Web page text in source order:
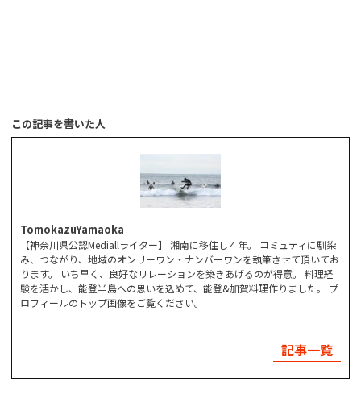
この記事を書いた人
TomokazuYamaoka
【神奈川県公認Mediallライター】 湘南に移住し４年。 コミュティに馴染
み、つながり、地域のオンリーワン・ナンバーワンを執筆させて頂いてお
ります。 いち早く、良好なリレーションを築きあげるのが得意。 料理経
験を活かし、能登半島への思いを込めて、能登&加賀料理作りました。 プ
ロフィールのトップ画像をご覧ください。
記事一覧